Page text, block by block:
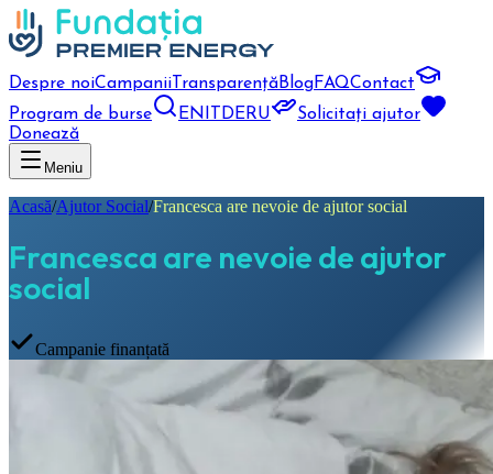
Despre noiCampanii TransparențăBlogFAQContact
Program de burse
EN DERU
Solicitați ajutor
Donează
Meniu
Acasă/Ajutor Social/Francesca are nevoie de ajutor social
Francesca are nevoie de ajutor
social
Campanie finanțată